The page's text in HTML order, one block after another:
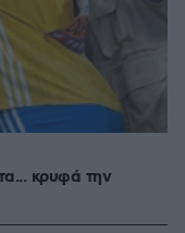
κρυφά την